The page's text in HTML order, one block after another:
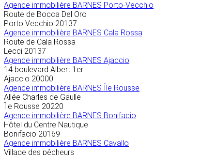
Agence immobilière BARNES Porto-Vecchio
Route de Bocca Del Oro
Porto Vecchio 20137
Agence immobilière BARNES Cala Rossa
Route de Cala Rossa
Lecci 20137
Agence immobilière BARNES Ajaccio
14 boulevard Albert 1er
Ajaccio 20000
Agence immobilière BARNES Île Rousse
Allée Charles de Gaulle
Île Rousse 20220
Agence immobilière BARNES Bonifacio
Hôtel du Centre Nautique
Bonifacio 20169
Agence immobilière BARNES Cavallo
Village des pêcheurs